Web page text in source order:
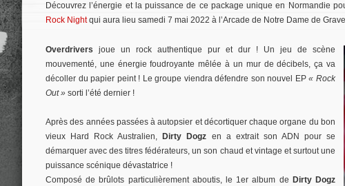
Découvrez l’énergie et la puissance de ce package unique en Normandie
Rock Nightqui aura lieu samedi 7 mai 2022 à l’Arcade de Notre Dame de
Overdrivers joue un rock authentique pur et dur ! Un jeu de scène
mouvementé, une énergie foudroyante mêlée à un mur de décibels, ça va
décoller du papier peint ! Le groupe viendra défendre son nouvel EP« Rock
Out » sorti l’été dernier !
Après des années passées à autopsier et décortiquer chaque organe du bon
vieux Hard Rock Australien,
Dirty Dogz en a extrait son ADN pour se
démarquer avec des titres fédérateurs, un son chaud et vintage et surtout une
puissance scénique dévastatrice !
Composé de brûlots particulièrement aboutis, le 1er album de Dirty Dogz